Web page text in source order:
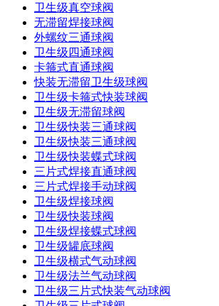
卫生级真空球阀
无滞留焊接球阀
外螺纹三通球阀
卫生级四通球阀
卡箍式直通球阀
快装无滞留卫生级球阀
卫生级卡箍式快装球阀
卫生级无滞留球阀
卫生级快装三通球阀
卫生级快装三通球阀
卫生级快装蝶式球阀
三片式焊接直通球阀
三片式焊接手动球阀
卫生级焊接球阀
卫生级快装球阀
卫生级焊接蝶式球阀
卫生级罐底球阀
卫生级横式气动球阀
卫生级法兰气动球阀
卫生级三片式快装气动球阀